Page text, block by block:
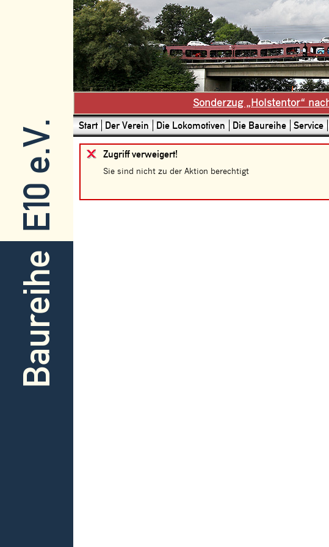
E10 e.V.
Baureihe
Sonderzug „Holstentor“
Start Der Verein Die Lokomotiven Die Baureihe Service
Zugriff verweigert!
Sie sind nicht zu der Aktion berechtigt